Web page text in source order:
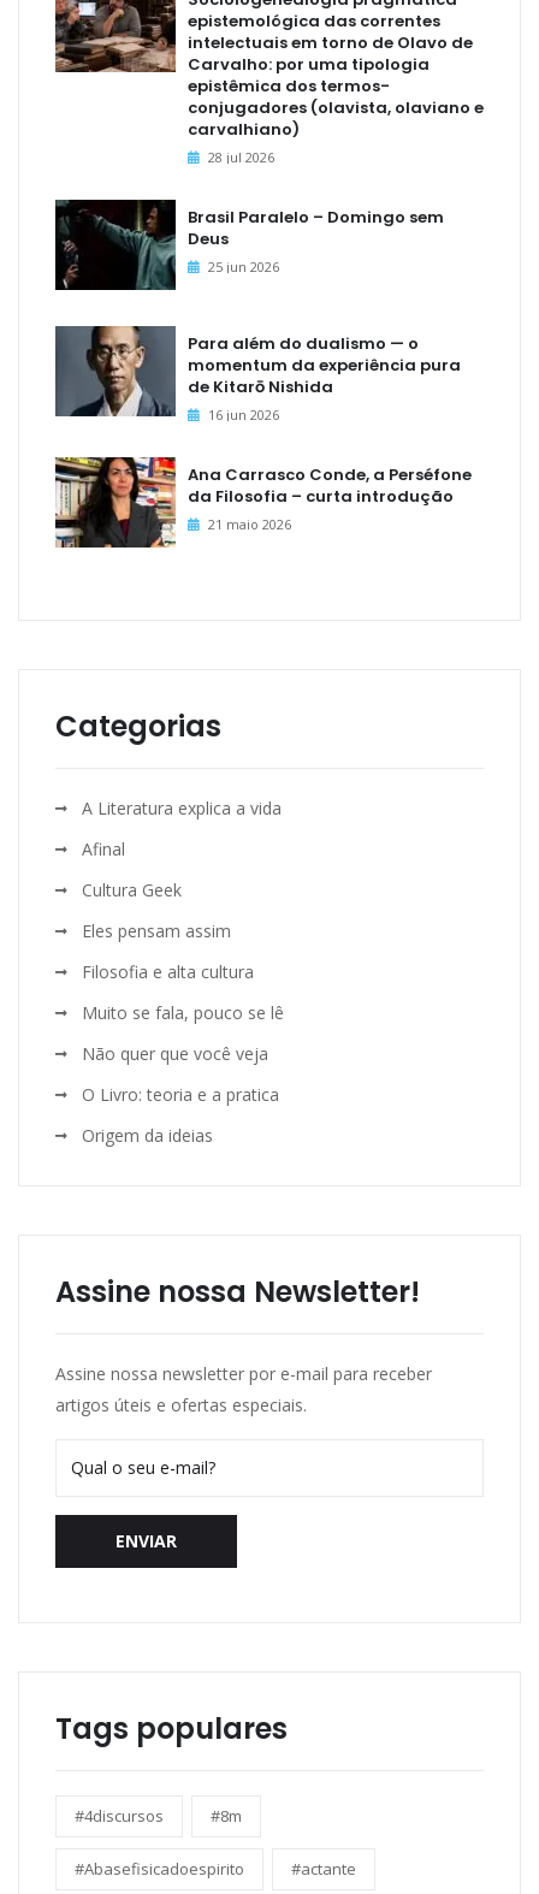
epistemológica das correntes
intelectuais em torno de Olavo de
Carvalho: por uma tipologia
epistêmica dos termos-
conjugadores (olavista, olaviano e
carvalhiano)
28 jul 2026
Brasil Paralelo – Domingo sem
Deus
25 jun 2026
Para além do dualismo — o
momentum da experiência pura
de Kitarō Nishida
16 jun 2026
Ana Carrasco Conde, a Perséfone
da Filosofia – curta introdução
21 maio 2026
Categorias
A Literatura explica a vida
Afinal
Cultura Geek
Eles pensam assim
Filosofia e alta cultura
Muito se fala, pouco se lê
Não quer que você veja
O Livro: teoria e a pratica
Origem da ideias
Assine nossa Newsletter!
Assine nossa newsletter por e-mail para receber
artigos úteis e ofertas especiais.
ENVIAR
Tags populares
#4discursos #8m
#Abasefisicadoespirito #actante